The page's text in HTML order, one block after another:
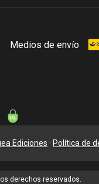
Medios de envío
Ediciones · Política de
derechos reservados.